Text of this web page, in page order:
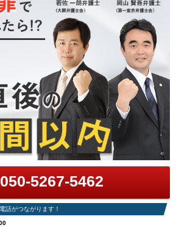
050-5267-5462
話がつながります！